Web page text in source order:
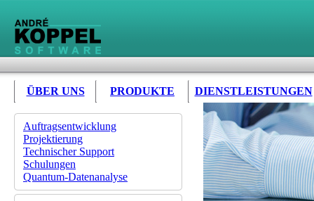
ÜBER UNS PRODUKTE DIENSTLEISTUNGEN
Auftragsentwicklung
Projektierung
Technischer Support
Schulungen
Quantum-Datenanalyse